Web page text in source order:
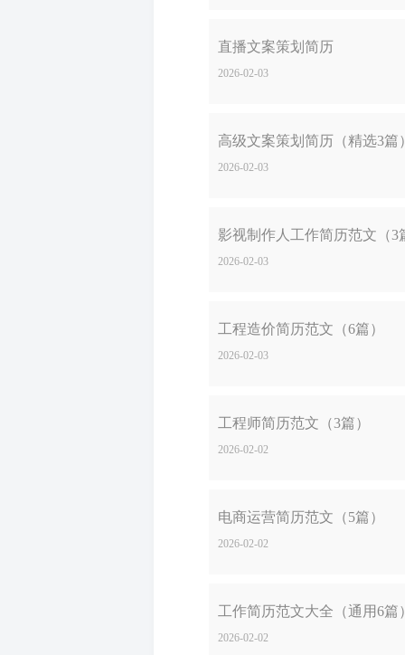
直播文案策划简历
2026-02-03
高级文案策划简历（精选3篇
2026-02-03
影视制作人工作简历范文（3
2026-02-03
工程造价简历范文（6篇）
2026-02-03
工程师简历范文（3篇）
2026-02-02
电商运营简历范文（5篇）
2026-02-02
工作简历范文大全（通用6篇
2026-02-02